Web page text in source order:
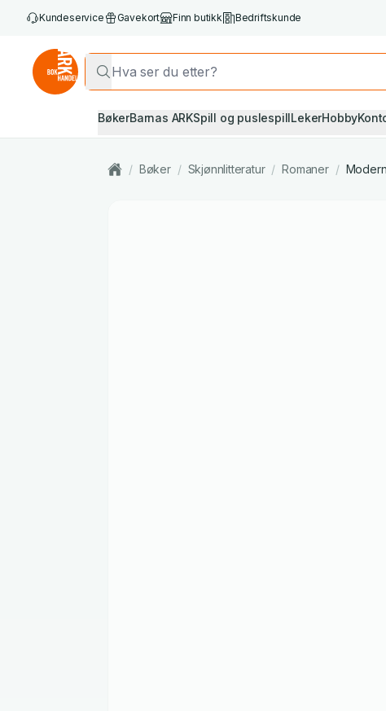
Kundeservice Gavekort Finn butikk Bedriftskunde
BøkerBarnas ARKSpill og puslespillLekerHobby
/ Bøker / Skjønnlitteratur / Romaner /